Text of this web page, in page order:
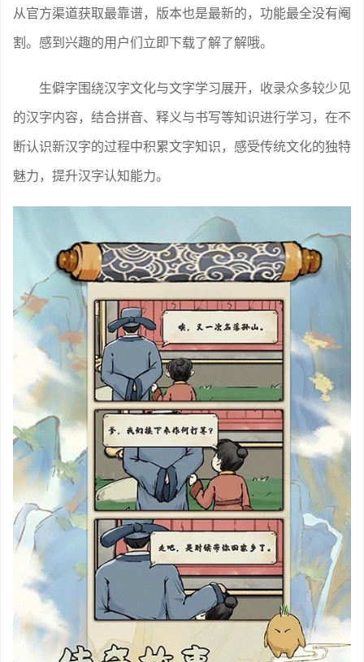
从官方渠道获取最靠谱，版本也是最新的，功能最全没有阉
割。感到兴趣的用户们立即下载了解了解哦。
生僻字围绕汉字文化与文字学习展开，收录众多较少见
的汉字内容，结合拼音、释义与书写等知识进行学习，在不
断认识新汉字的过程中积累文字知识，感受传统文化的独特
魅力，提升汉字认知能力。